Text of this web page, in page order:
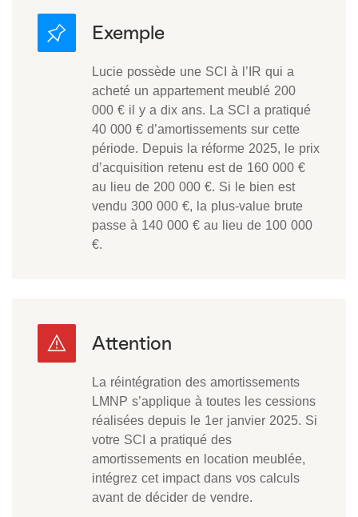
Lucie possède une SCI à l’IR qui a
acheté un appartement meublé 200
000 € il y a dix ans. La SCI a pratiqué
40 000 € d’amortissements sur cette
période. Depuis la réforme 2025, le prix
d’acquisition retenu est de 160 000 €
au lieu de 200 000 €. Si le bien est
vendu 300 000 €, la plus-value brute
passe à 140 000 € au lieu de 100 000
€.
La réintégration des amortissements
LMNP s’applique à toutes les cessions
réalisées depuis le 1er janvier 2025. Si
votre SCI a pratiqué des
amortissements en location meublée,
intégrez cet impact dans vos calculs
avant de décider de vendre.